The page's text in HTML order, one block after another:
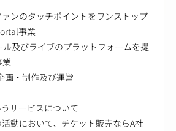
ァンのタッチポイントをワンストップ
事業
ル及びライブのプラットフォームを提
業
画・制作及び運営
サービスについて
動において、チケット販売ならA社